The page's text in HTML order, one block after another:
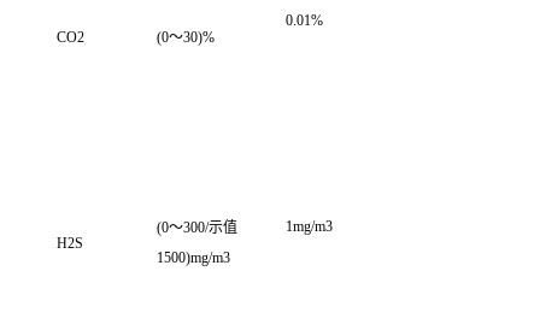
CO2 (0～30)%
0.01%
H2S
(0～300/示值
1500)mg/m3
1mg/m3